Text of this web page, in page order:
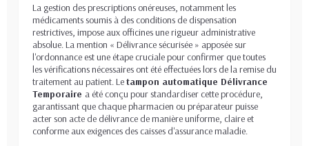
La gestion des prescriptions onéreuses, notamment les
médicaments soumis à des conditions de dispensation
restrictives, impose aux officines une rigueur administrative
absolue. La mention « Délivrance sécurisée » apposée sur
l'ordonnance est une étape cruciale pour confirmer que toutes
les vérifications nécessaires ont été effectuées lors de la remise du
traitement au patient. Letampon automatique Délivrance
Temporaire a été conçu pour standardiser cette procédure,
garantissant que chaque pharmacien ou préparateur puisse
acter son acte de délivrance de manière uniforme, claire et
conforme aux exigences des caisses d'assurance maladie.